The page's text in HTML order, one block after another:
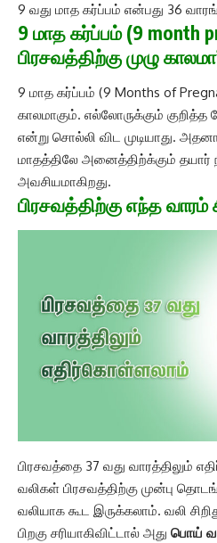
9 வது மாத கர்ப்பம் என்பது 36
9 மாத கர்ப்பம் (9 month
பிரசவத்திற்கு முழு
9 மாத கர்ப்பம் (9 Months of
காலமாகும். எல்லோருக்கும் குறித்த
என்று சொல்லி விட முடியாது.
மாதத்திலே அனைத்திற்க்கும் தயார்
அவசியமாகிறது.
பிரசவத்திற்கு எந்த வாரம்
பிரசவத்தை 37 வது வாரத்திலும்
வலிகள் பிரசவத்திற்கு முன்பு
வலியாக கூட இருக்கலாம். வலி
பிறகு சரியாகிவிட்டால் அது பொய்